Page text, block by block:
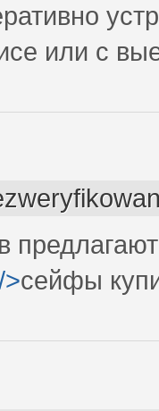
или с
сейфы